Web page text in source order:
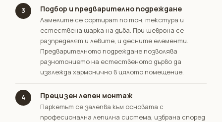
3 Подбор и предварително подреждане
Ламелите се сортират по тон, текстура и
естествена шарка на дъба. При шеврона се
разпределят и левите, и десните елементи.
Предварителното подреждане позволява
разнотонието на естественото дърво да
изглежда хармонично в цялото помещение.
4 Прецизен лепен монтаж
Паркетът се залепва към основата с
професионална лепилна система, избрана според